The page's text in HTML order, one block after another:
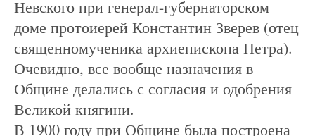
Невского при генерал-губернаторском
доме протоиерей Константин Зверев (отец
священномученика архиепископа Петра).
Очевидно, все вообще назначения в
Общине делались с согласия и одобрения
Великой княгини.
В 1900 году при Общине была построена